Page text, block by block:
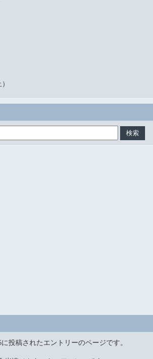
に投稿されたエントリーのページです。